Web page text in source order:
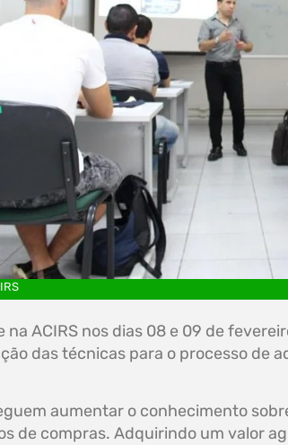
ACIRS nos dias 08 e 09 de
das técnicas para o processo de
aumentar o conhecimento
de compras. Adquirindo um valor